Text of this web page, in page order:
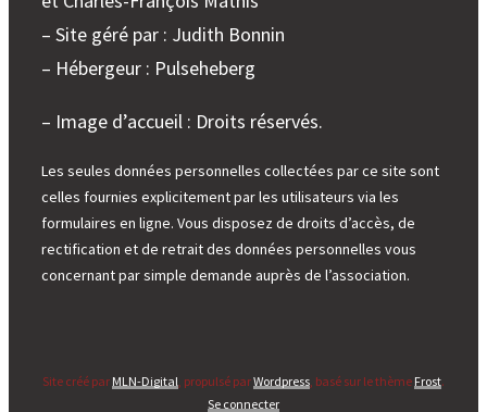
– Site géré par : Judith Bonnin
– Hébergeur : Pulseheberg
– Image d’accueil : Droits réservés.
Les seules données personnelles collectées par ce site sont
celles fournies explicitement par les utilisateurs via les
formulaires en ligne. Vous disposez de droits d’accès, de
rectification et de retrait des données personnelles vous
concernant par simple demande auprès de l’association.
Site créé par MLN-Digital , propulsé parWordpress , basé sur le thème Frost.
Se connecter